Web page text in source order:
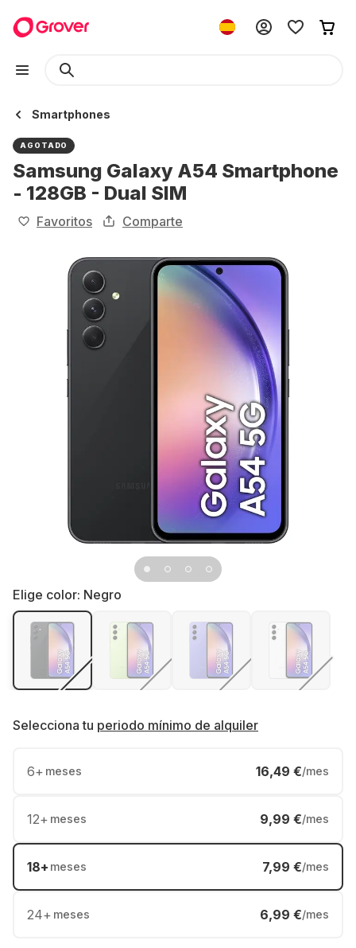
Smartphones
AGOTADO
Samsung Galaxy A54 Smartphone
- 128GB - Dual SIM
Favoritos Comparte
Elige color: Negro
Selecciona tu periodo mínimo de alquiler
6+ meses 16,49 €/mes
12+ meses 9,99 €/mes
18+ meses 7,99 €/mes
24+ meses 6,99 €/mes